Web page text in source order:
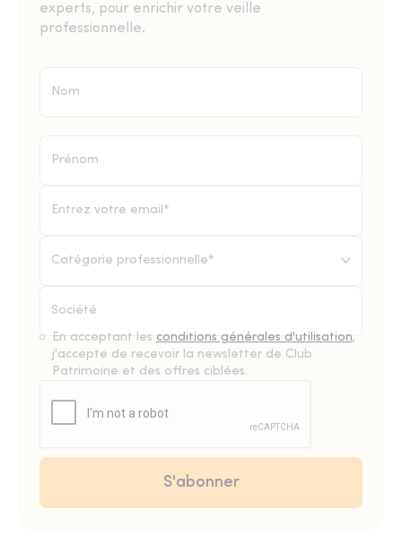
experts, pour enrichir votre veille
professionnelle.
Catégorie professionnelle*
En acceptant les conditions générales d'utilisation,
j'accepte de recevoir la newsletter de Club
Patrimoine et des offres ciblées.